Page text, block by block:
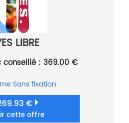
LIBRE
conseillé : 369.00 €
Sans fixation
€
cette offre